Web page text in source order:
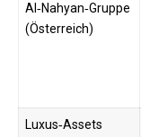
Al‑Nahyan‑Gruppe
(Österreich)
Luxus‑Assets